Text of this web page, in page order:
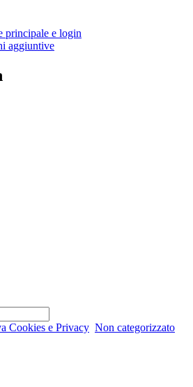
principale e login
aggiuntive
Cookies e Privacy Non categorizzato